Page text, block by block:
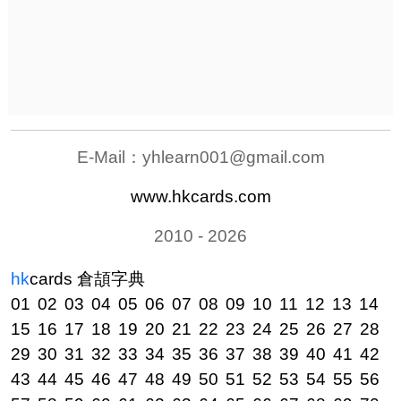
E-Mail： yhlearn001@gmail.com
www.hkcards.com
2010 - 2026
hkcards 倉頡字典
01 02 03 04 05 06 07 08 09 10 11 12 13 14
15 16 17 18 19 20 21 22 23 24 25 26 27 28
29 30 31 32 33 34 35 36 37 38 39 40 41 42
43 44 45 46 47 48 49 50 51 52 53 54 55 56